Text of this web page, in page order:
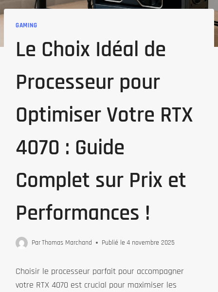
GAMING
Le Choix Idéal de
Processeur pour
Optimiser Votre RTX
4070 : Guide
Complet sur Prix et
Performances !
ParThomas Marchand Publié le 4 novembre 2025
Choisir le processeur parfait pour accompagner
votre RTX 4070 est crucial pour maximiser les